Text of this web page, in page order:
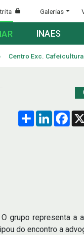
Galerias
INAES
Centro Exc. Cafeicultura
Compartilhar
LinkedIn
grupo representa a
do encontro a